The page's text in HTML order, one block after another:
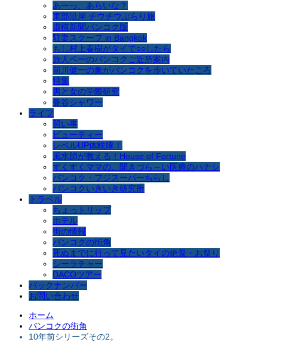
あーっ、あらいな？
東部沿岸 チウチウぶらり旅
虚構新聞バンコク版
駐妻スクープ in Bangkok
もし村上春樹がタイで○○したら
旅人ペーのバンコクご近所案内
前川健一の象がバンコクを歩いていたころ
特集
男と女の学際研究
曼谷シャワー
ライフ
習い事
ビューティー
レベルUP体験隊！
風水師が教える！House of Fortune
すくすくママの、聞きづら～い医療のハナシ
バンコク・フジスーパーちらし
バンコクいきいき研究所
トラベル
ちょっトリップ
ホテル
街の情報
バンコクの街角
死ぬまでに行って見たいタイの絶景・お祭り
シーラチャー
DACOツアー
バックナンバー
お問い合わせ
ホーム
バンコクの街角
10年前シリーズその2。